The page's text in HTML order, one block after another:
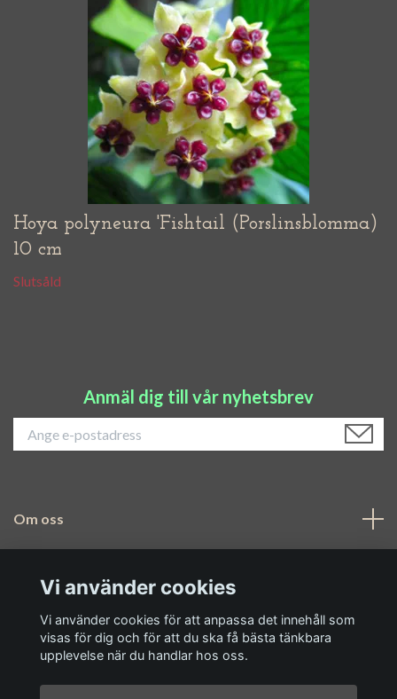
Hoya polyneura 'Fishtail (Porslinsblomma)
10 cm
Slutsåld
Anmäl dig till vår nyhetsbrev
Om oss
Sociala medier
Vi använder cookies
Vi använder cookies för att anpassa det innehåll som
visas för dig och för att du ska få bästa tänkbara
upplevelse när du handlar hos oss.